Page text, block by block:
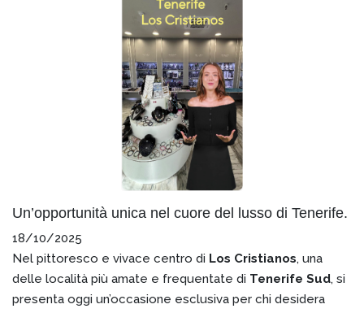
Un’opportunità unica nel cuore del lusso di Tenerife.
18/10/2025
Nel pittoresco e vivace centro di Los Cristianos, una
delle località più amate e frequentate di Tenerife Sud, si
presenta oggi un’occasione esclusiva per chi desidera